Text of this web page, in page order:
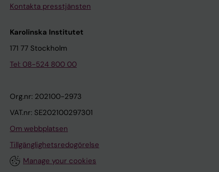
Kontakta presstjänsten
Karolinska Institutet
171 77 Stockholm
Tel: 08-524 800 00
Org.nr: 202100-2973
VAT.nr: SE202100297301
Om webbplatsen
Tillgänglighetsredogörelse
Manage your cookies